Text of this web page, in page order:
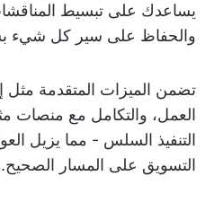
يساعدك على تبسيط
والحفاظ على سير كل شيء
تضمن الميزات المتقدمة مثل
التنفيذ السلس - مما يزيل
التسويق على المسار الصحيح.